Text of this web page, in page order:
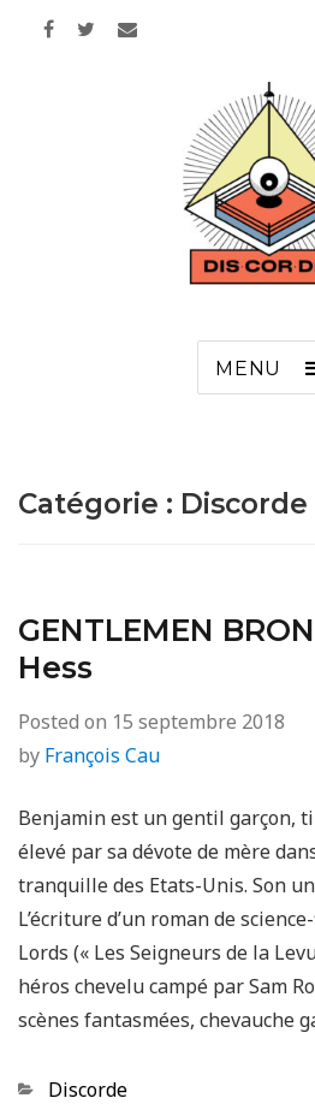
MENU
Catégorie : Discorde
GENTLEMEN
Hess
Posted on 15 septembre 2018
by François Cau
Benjamin est un gentil garçon,
élevé par sa dévote de mère
tranquille des Etats-Unis. Son
L’écriture d’un roman de
Lords (« Les Seigneurs de la
héros chevelu campé par Sam
scènes fantasmées, chevauche
Categories
Discorde